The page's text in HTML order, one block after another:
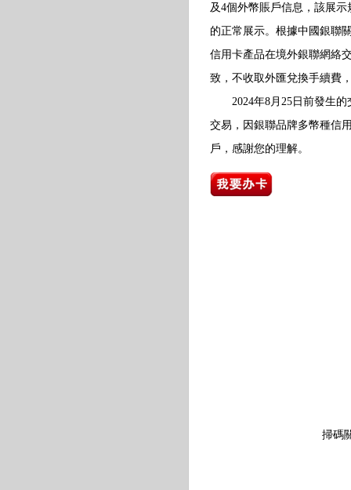
及4個外幣賬戶信息，該展
的正常展示。根據中國銀聯
信用卡產品在境外銀聯網絡
致，不收取外匯兌換手續費
2024年8月25日前發生的
交易，因銀聯品牌多幣種信
戶，感謝您的理解。
掃碼